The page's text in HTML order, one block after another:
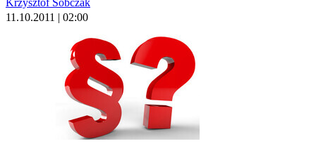
Krzysztof Sobczak
11.10.2011 | 02:00